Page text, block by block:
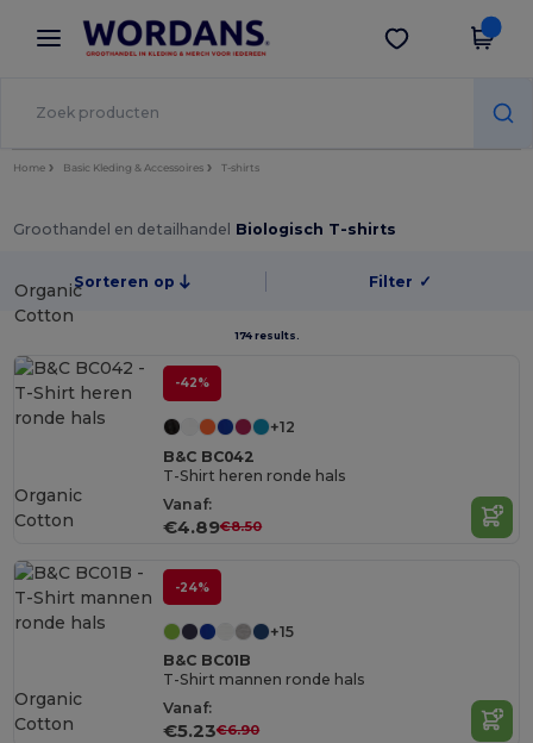
× Wordans-app
Betere prijzen in de app!
Download app
Home Basic Kleding & Accessoires T-shirts
Groothandel en detailhandel Biologisch T-shirts
Sorteren op Filter ✓
174 results.
Organic
Cotton
-42%
+12
B&C BC042
T-Shirt heren ronde hals
Vanaf:
€4.89€8.50
Organic
Cotton
-24%
+15
B&C BC01B
T-Shirt mannen ronde hals
Vanaf:
€5.23€6.90
Organic
Cotton